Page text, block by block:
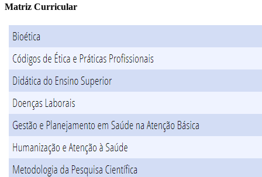
Matriz Curricular